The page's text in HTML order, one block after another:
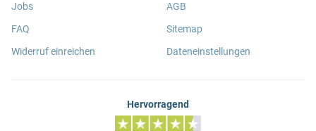
Jobs
FAQ
Widerruf einreichen
AGB
Sitemap
Dateneinstellungen
Hervorragend